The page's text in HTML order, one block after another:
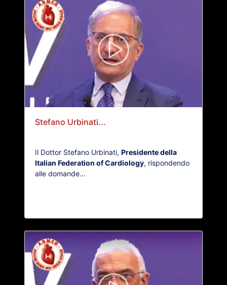
Stefano Urbinati...
Il Dottor Stefano Urbinati, Presidente della
Italian Federation of Cardiology, rispondendo
alle domande...